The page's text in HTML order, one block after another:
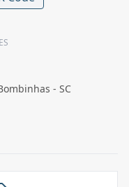
- SC